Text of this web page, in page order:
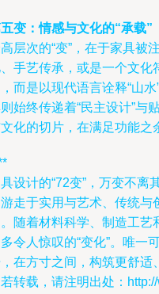
变：情感与文化的“承载”
层次的“变”，在于家具被
手艺传承，或是一个文化
而是以现代语言诠释“山水
始终传递着“民主设计”与
化的切片，在满足功能之
设计的“72变”，万变不离
走于实用与艺术、传统与
随着材料科学、制造工艺
令人惊叹的“变化”。唯一
在方寸之间，构筑更舒适
转载，请注明出处：